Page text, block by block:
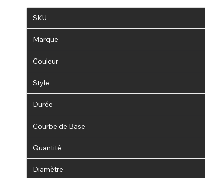
SKU
Marque
Couleur
Style
Durée
Courbe de Base
Quantité
Diamètre